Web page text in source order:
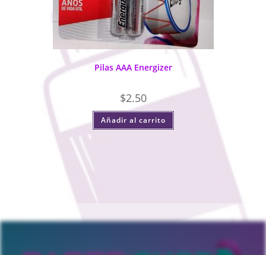
Pilas AAA Energizer
$2.50
Añadir al carrito